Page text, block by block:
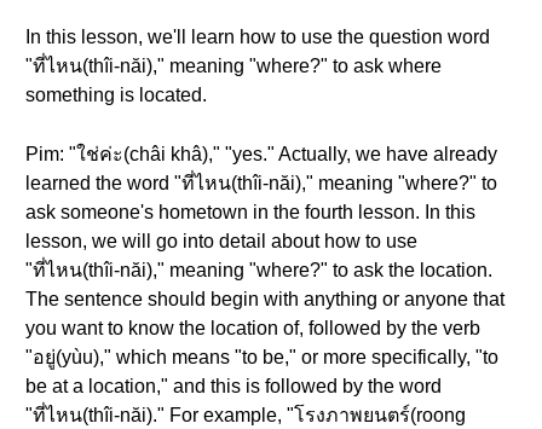
In this lesson, we'll learn how to use the question word
"ที่ไหน(thîi-năi)," meaning "where?" to ask where
something is located.
Pim: "ใช่ค่ะ(châi khâ)," "yes." Actually, we have already
learned the word "ที่ไหน(thîi-năi)," meaning "where?" to
ask someone's hometown in the fourth lesson. In this
lesson, we will go into detail about how to use
"ที่ไหน(thîi-năi)," meaning "where?" to ask the location.
The sentence should begin with anything or anyone that
you want to know the location of, followed by the verb
"อยู่(yùu)," which means "to be," or more specifically, "to
be at a location," and this is followed by the word
"ที่ไหน(thîi-năi)." For example, "โรงภาพยนตร์(roong